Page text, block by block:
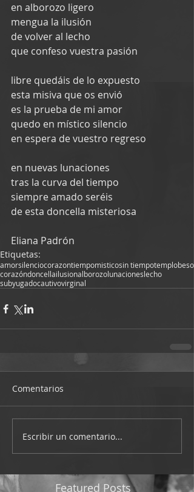
en alborozo ligero
mengua la ilusión
de volver al lecho
que confeso vuestra pasión
libre quedáis de lo expuesto
esta misiva que os envió
es la prueba de mi amor
quedo en místico silencio
en espera de vuestro regreso
en nuevas lunaciones
tras la curva del tiempo
siempre amado seréis
de esta doncella misteriosa
Eliana Padrón
Etiquetas:
amorsilenciocorazontiempomisticosin tiempotemplobeso
corazóndoncellailusionalborozolunacioneslecho
subyugadocautivovirginal
Comentarios
Escribir un comentario...
Featured Posts